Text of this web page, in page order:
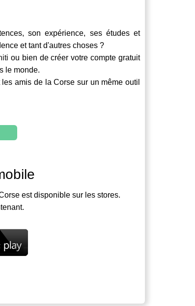
son expérience, ses études et
et tant d'autres choses ?
ou bien de créer votre compte gratuit
le monde.
amis de la Corse sur un même outil
est disponible sur les stores.